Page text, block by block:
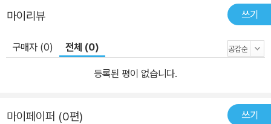
마이리뷰 쓰기
구매자 (0) 전체 (0)
등록된 평이 없습니다.
마이페이퍼 (0편) 쓰기